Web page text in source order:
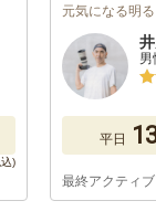
元気になる明
男
平日
最終アクティ